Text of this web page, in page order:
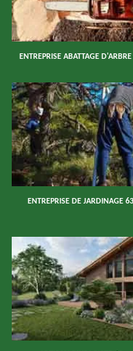
ENTREPRISE ABATTAGE
ENTREPRISE DE JARDINAGE 63